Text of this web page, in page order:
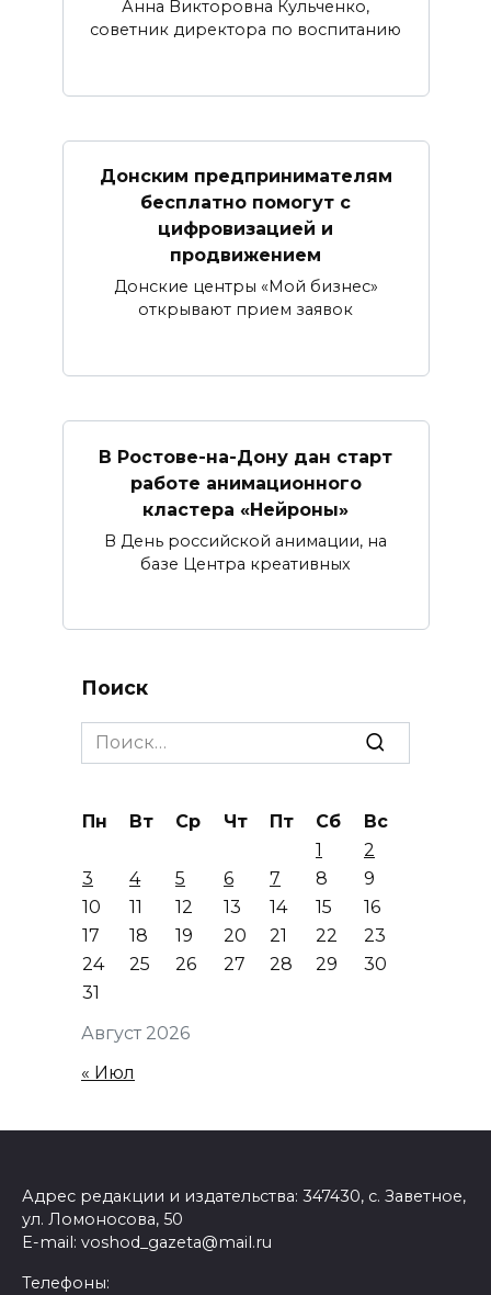
Анна Викторовна Кульченко,
советник директора по воспитанию
Донским предпринимателям
бесплатно помогут с
цифровизацией и
продвижением
Донские центры «Мой бизнес»
открывают прием заявок
В Ростове-на-Дону дан старт
работе анимационного
кластера «Нейроны»
В День российской анимации, на
базе Центра креативных
Поиск
Search
for:
Август 2026
Пн Вт Ср Чт Пт Сб
Вс
1
2
3
4 5 6 7 8
9
10
11 12 13 14 15
16
17
18 19 20 21 22
23
24
25 26 27 28 29
30
31
« Июл
Адрес редакции и издательства: 347430, с. Заветное,
ул. Ломоносова, 50
E-mail: voshod_gazeta@mail.ru
Телефоны: